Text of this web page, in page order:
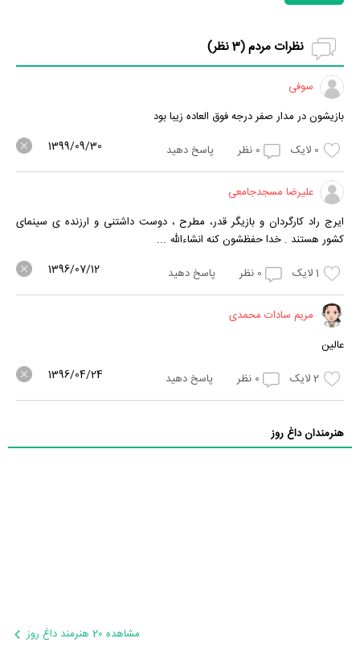
نظرات مردم (3نظر)
سوفی
بازیشون در مدار صفر درجه فوق العاده زیبا بود
0 لایک 0 نظر پاسخ دهید 1399/09/30
علیرضا مسجدجامعی
ایرج راد کارگردان و بازیگر قدر، مطرح ، دوست داشتنی و ارزنده ی سینمای
کشور هستند . خدا حفظشون کنه انشاءالله ...
1لایک 0 نظر پاسخ دهید 1396/07/12
مریم سادات محمدی
عالین
2لایک 0 نظر پاسخ دهید 1396/04/24
هنرمندان داغ روز
مشاهده 20 هنرمند داغ روز